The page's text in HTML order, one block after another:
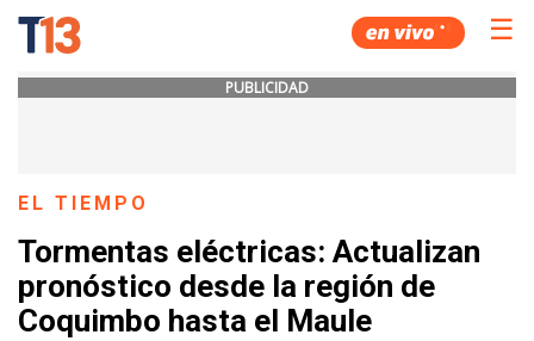
☰
PUBLICIDAD
EL TIEMPO
Tormentas eléctricas: Actualizan
pronóstico desde la región de
Coquimbo hasta el Maule